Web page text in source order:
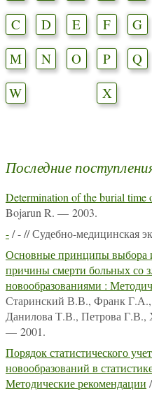
C
D E F G
M
N O P Q
W
X
Последние
Determination of the burial time
Bojarun R. — 2003.
-/ - // Судебно-медицинская
Основные принципы выбора
причины смерти больных со
новообразованиями :
Старинский В.В., Франк
Данилова Т.В., Петрова
— 2001.
Порядок статистического
новообразований в
Методические рекомендации